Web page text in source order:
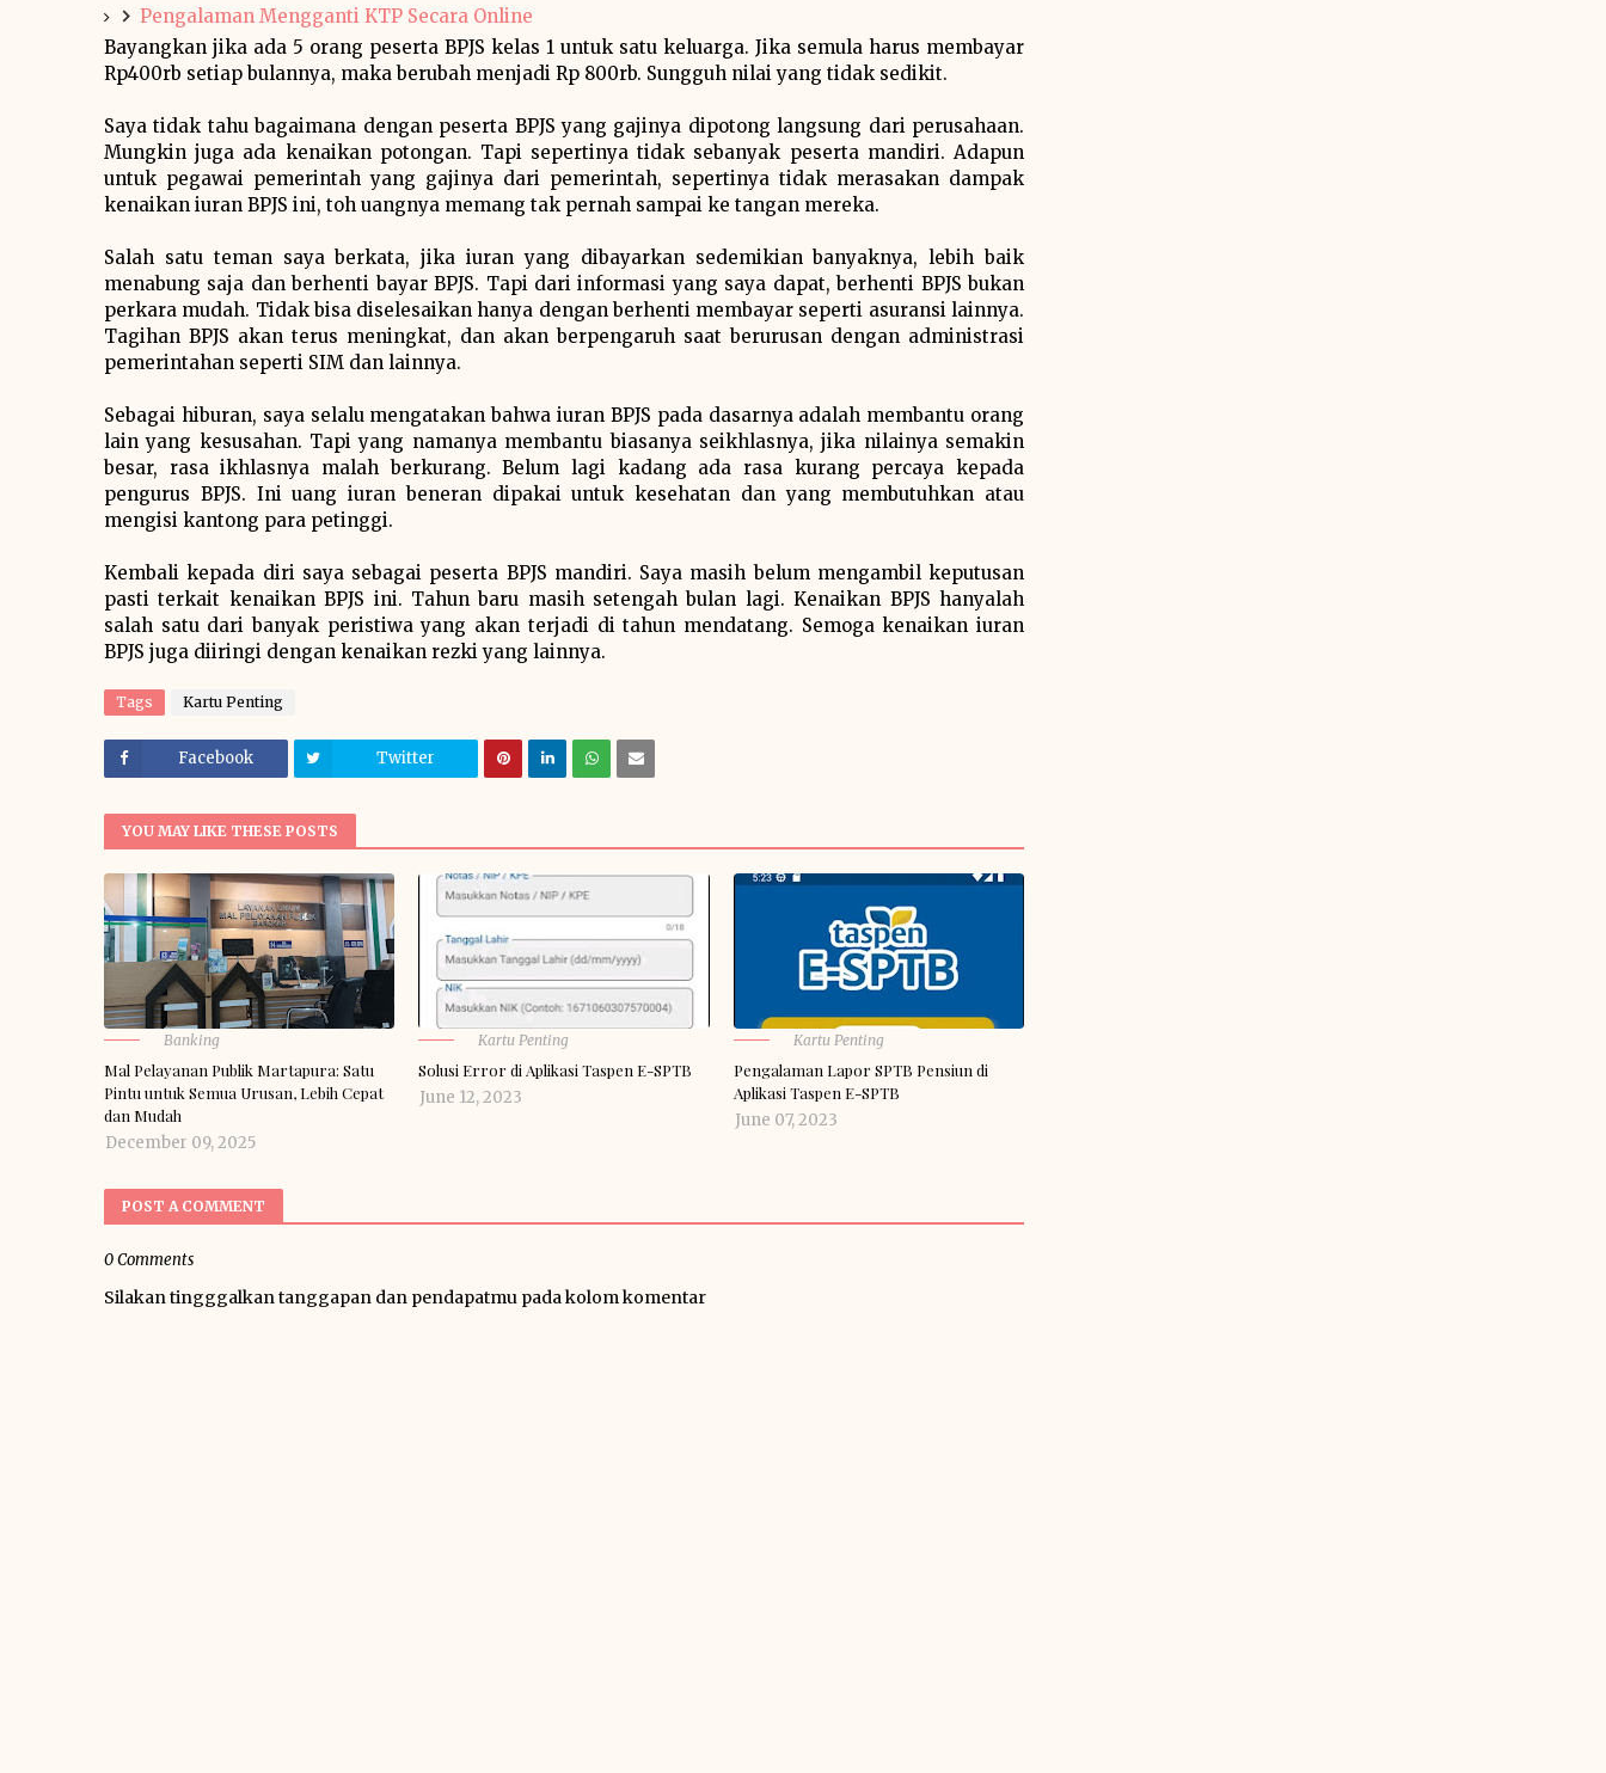
Pengalaman Mengganti KTP Secara Online
Bayangkan jika ada 5 orang peserta BPJS kelas 1 untuk satu keluarga. Jika semula harus membayar
Rp400rb setiap bulannya, maka berubah menjadi Rp 800rb. Sungguh nilai yang tidak sedikit.
Saya tidak tahu bagaimana dengan peserta BPJS yang gajinya dipotong langsung dari perusahaan.
Mungkin juga ada kenaikan potongan. Tapi sepertinya tidak sebanyak peserta mandiri. Adapun
untuk pegawai pemerintah yang gajinya dari pemerintah, sepertinya tidak merasakan dampak
kenaikan iuran BPJS ini, toh uangnya memang tak pernah sampai ke tangan mereka.
Salah satu teman saya berkata, jika iuran yang dibayarkan sedemikian banyaknya, lebih baik
menabung saja dan berhenti bayar BPJS. Tapi dari informasi yang saya dapat, berhenti BPJS bukan
perkara mudah. Tidak bisa diselesaikan hanya dengan berhenti membayar seperti asuransi lainnya.
Tagihan BPJS akan terus meningkat, dan akan berpengaruh saat berurusan dengan administrasi
pemerintahan seperti SIM dan lainnya.
Sebagai hiburan, saya selalu mengatakan bahwa iuran BPJS pada dasarnya adalah membantu orang
lain yang kesusahan. Tapi yang namanya membantu biasanya seikhlasnya, jika nilainya semakin
besar, rasa ikhlasnya malah berkurang. Belum lagi kadang ada rasa kurang percaya kepada
pengurus BPJS. Ini uang iuran beneran dipakai untuk kesehatan dan yang membutuhkan atau
mengisi kantong para petinggi.
Kembali kepada diri saya sebagai peserta BPJS mandiri. Saya masih belum mengambil keputusan
pasti terkait kenaikan BPJS ini. Tahun baru masih setengah bulan lagi. Kenaikan BPJS hanyalah
salah satu dari banyak peristiwa yang akan terjadi di tahun mendatang. Semoga kenaikan iuran
BPJS juga diiringi dengan kenaikan rezki yang lainnya.
Tags Kartu Penting
Facebook Twitter
YOU MAY LIKE THESE POSTS
Banking
Mal Pelayanan Publik Martapura: Satu
Pintu untuk Semua Urusan, Lebih Cepat
dan Mudah
December 09, 2025
Kartu Penting
Solusi Error di Aplikasi Taspen E-SPTB
June 12, 2023
Kartu Penting
Pengalaman Lapor SPTB Pensiun di
Aplikasi Taspen E-SPTB
June 07, 2023
POST A COMMENT
0 Comments
Silakan tingggalkan tanggapan dan pendapatmu pada kolom komentar